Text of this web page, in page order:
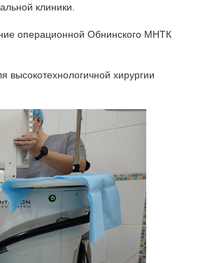
клиники.
операционной Обнинского МНТК
хирургии